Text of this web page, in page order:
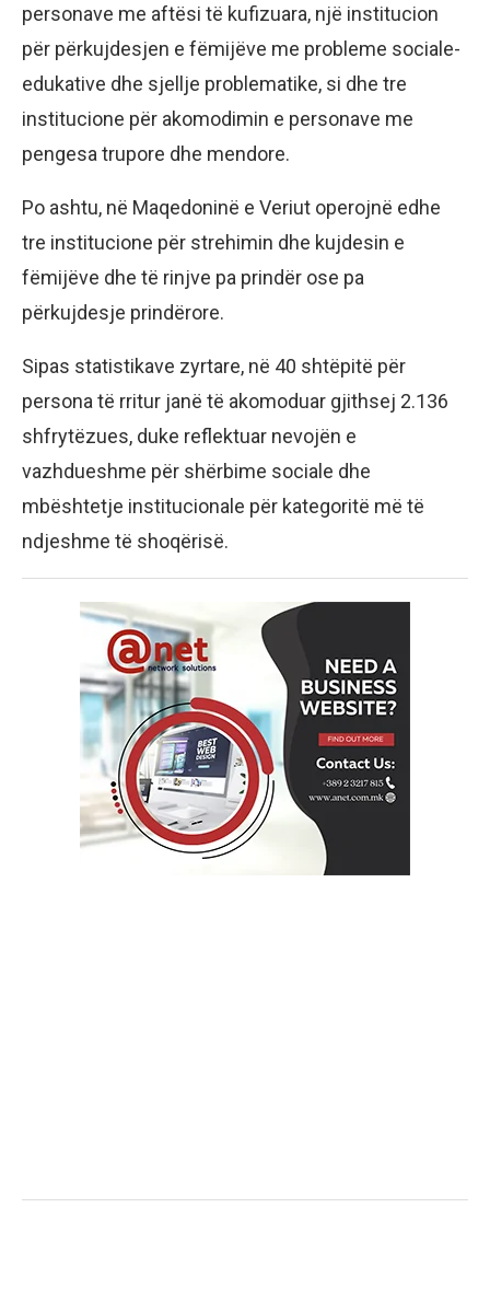
personave me aftësi të kufizuara, një institucion
për përkujdesjen e fëmijëve me probleme sociale-
edukative dhe sjellje problematike, si dhe tre
institucione për akomodimin e personave me
pengesa trupore dhe mendore.
Po ashtu, në Maqedoninë e Veriut operojnë edhe
tre institucione për strehimin dhe kujdesin e
fëmijëve dhe të rinjve pa prindër ose pa
përkujdesje prindërore.
Sipas statistikave zyrtare, në 40 shtëpitë për
persona të rritur janë të akomoduar gjithsej 2.136
shfrytëzues, duke reflektuar nevojën e
vazhdueshme për shërbime sociale dhe
mbështetje institucionale për kategoritë më të
ndjeshme të shoqërisë.